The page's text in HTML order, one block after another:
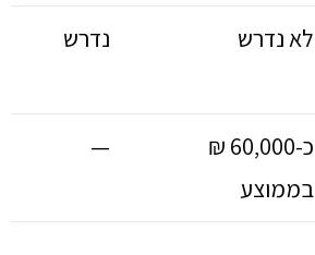
לא נדרש נדרש
כ-60,000 ₪
בממוצע
—